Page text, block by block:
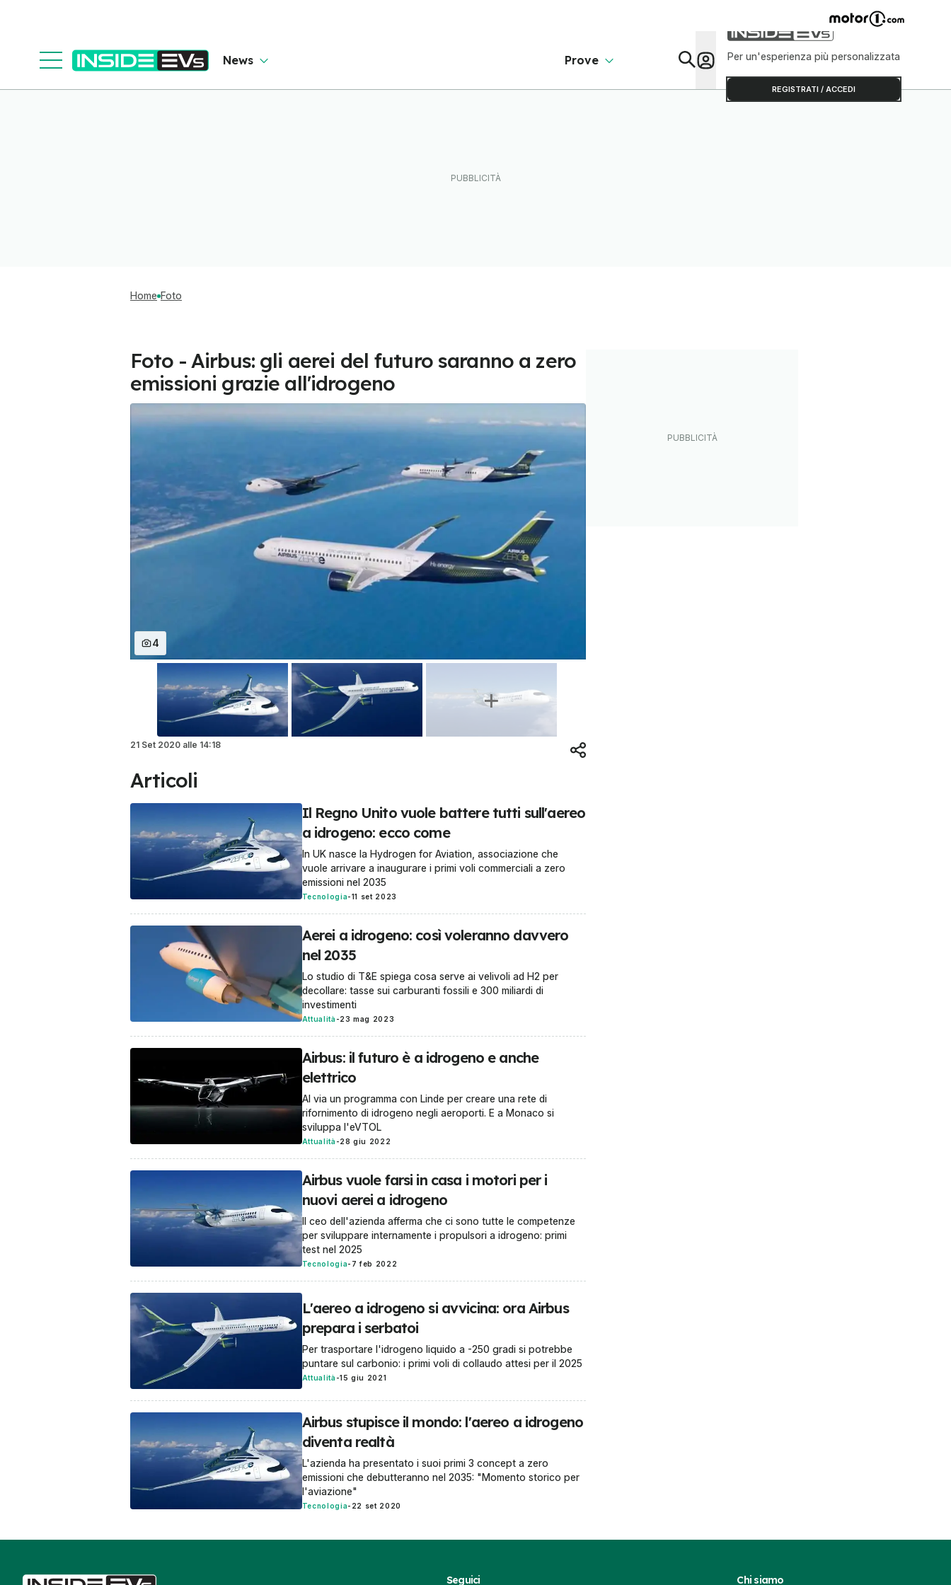
News Prove Per un'esperienza più personalizzata
REGISTRATI / ACCEDI
Home Foto
Foto - Airbus: gli aerei del futuro saranno a zero
emissioni grazie all'idrogeno
4
21 Set 2020 alle 14:18
Articoli
Il Regno Unito vuole battere tutti sull'aereo
a idrogeno: ecco come
In UK nasce la Hydrogen for Aviation, associazione che
vuole arrivare a inaugurare i primi voli commerciali a zero
emissioni nel 2035
Tecnologia-11 set 2023
Aerei a idrogeno: così voleranno davvero
nel 2035
Lo studio di T&E spiega cosa serve ai velivoli ad H2 per
decollare: tasse sui carburanti fossili e 300 miliardi di
investimenti
Attualità -23 mag 2023
Airbus: il futuro è a idrogeno e anche
elettrico
Al via un programma con Linde per creare una rete di
rifornimento di idrogeno negli aeroporti. E a Monaco si
sviluppa l'eVTOL
Attualità -28 giu 2022
Airbus vuole farsi in casa i motori per i
nuovi aerei a idrogeno
Il ceo dell'azienda afferma che ci sono tutte le competenze
per sviluppare internamente i propulsori a idrogeno: primi
test nel 2025
Tecnologia- 7 feb 2022
L'aereo a idrogeno si avvicina: ora Airbus
prepara i serbatoi
Per trasportare l'idrogeno liquido a -250 gradi si potrebbe
puntare sul carbonio: i primi voli di collaudo attesi per il 2025
Attualità -15 giu 2021
Airbus stupisce il mondo: l'aereo a idrogeno
diventa realtà
L'azienda ha presentato i suoi primi 3 concept a zero
emissioni che debutteranno nel 2035: "Momento storico per
l'aviazione"
Tecnologia- 22 set 2020
Seguici Chi siamo